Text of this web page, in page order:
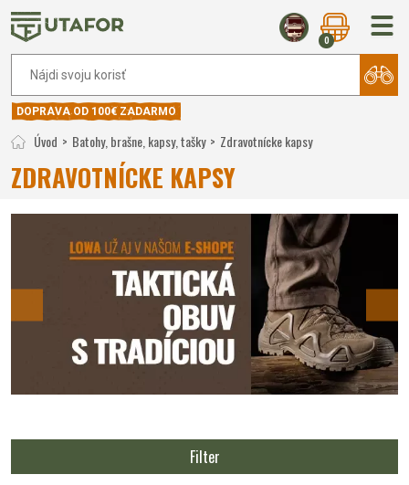
0
DOPRAVA OD 100€ ZADARMO
Úvod Batohy, brašne, kapsy, tašky Zdravotnícke kapsy
ZDRAVOTNÍCKE KAPSY
Filter